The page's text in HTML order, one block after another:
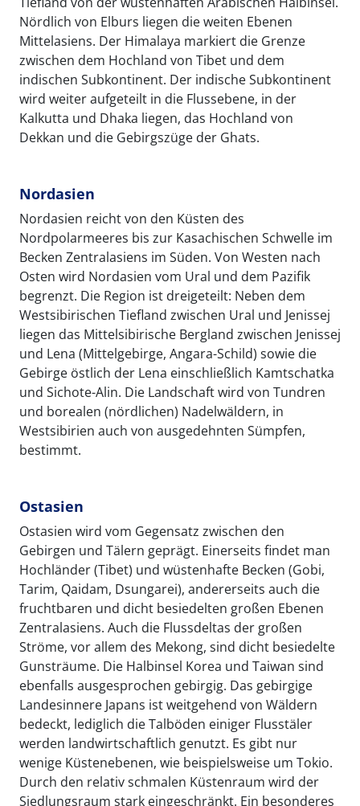
Nördlich von Elburs liegen die weiten Ebenen
Mittelasiens. Der Himalaya markiert die Grenze
zwischen dem Hochland von Tibet und dem
indischen Subkontinent. Der indische Subkontinent
wird weiter aufgeteilt in die Flussebene, in der
Kalkutta und Dhaka liegen, das Hochland von
Dekkan und die Gebirgszüge der Ghats.
Nordasien
Nordasien reicht von den Küsten des
Nordpolarmeeres bis zur Kasachischen Schwelle im
Becken Zentralasiens im Süden. Von Westen nach
Osten wird Nordasien vom Ural und dem Pazifik
begrenzt. Die Region ist dreigeteilt: Neben dem
Westsibirischen Tiefland zwischen Ural und Jenissej
liegen das Mittelsibirische Bergland zwischen Jenissej
und Lena (Mittelgebirge, Angara-Schild) sowie die
Gebirge östlich der Lena einschließlich Kamtschatka
und Sichote-Alin. Die Landschaft wird von Tundren
und borealen (nördlichen) Nadelwäldern, in
Westsibirien auch von ausgedehnten Sümpfen,
bestimmt.
Ostasien
Ostasien wird vom Gegensatz zwischen den
Gebirgen und Tälern geprägt. Einerseits findet man
Hochländer (Tibet) und wüstenhafte Becken (Gobi,
Tarim, Qaidam, Dsungarei), andererseits auch die
fruchtbaren und dicht besiedelten großen Ebenen
Zentralasiens. Auch die Flussdeltas der großen
Ströme, vor allem des Mekong, sind dicht besiedelte
Gunsträume. Die Halbinsel Korea und Taiwan sind
ebenfalls ausgesprochen gebirgig. Das gebirgige
Landesinnere Japans ist weitgehend von Wäldern
bedeckt, lediglich die Talböden einiger Flusstäler
werden landwirtschaftlich genutzt. Es gibt nur
wenige Küstenebenen, wie beispielsweise um Tokio.
Durch den relativ schmalen Küstenraum wird der
Siedlungsraum stark eingeschränkt. Ein besonderes